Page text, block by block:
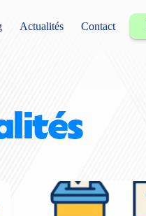
Actualités Contact